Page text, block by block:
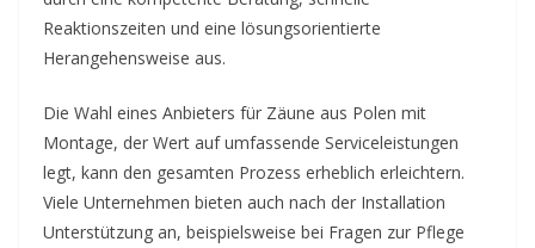
Reaktionszeiten und eine lösungsorientierte
Herangehensweise aus.
Die Wahl eines Anbieters für Zäune aus Polen mit
Montage, der Wert auf umfassende Serviceleistungen
legt, kann den gesamten Prozess erheblich erleichtern.
Viele Unternehmen bieten auch nach der Installation
Unterstützung an, beispielsweise bei Fragen zur Pflege